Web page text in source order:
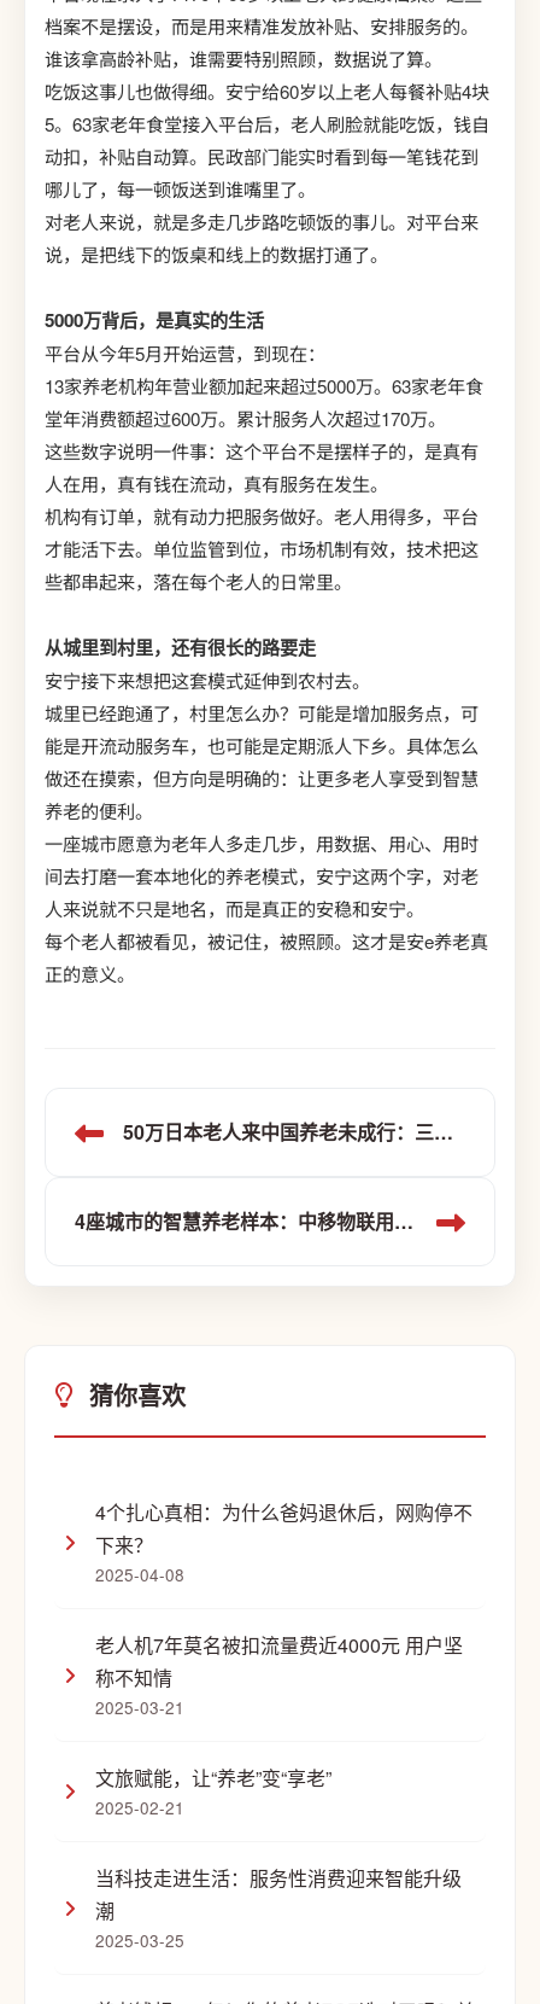
档案不是摆设，而是用来精准发放补贴、安排服务的。
谁该拿高龄补贴，谁需要特别照顾，数据说了算。
吃饭这事儿也做得细。安宁给60岁以上老人每餐补贴4块
5。63家老年食堂接入平台后，老人刷脸就能吃饭，钱自
动扣，补贴自动算。民政部门能实时看到每一笔钱花到
哪儿了，每一顿饭送到谁嘴里了。
对老人来说，就是多走几步路吃顿饭的事儿。对平台来
说，是把线下的饭桌和线上的数据打通了。
5000万背后，是真实的生活
平台从今年5月开始运营，到现在：
13家养老机构年营业额加起来超过5000万。63家老年食
堂年消费额超过600万。累计服务人次超过170万。
这些数字说明一件事：这个平台不是摆样子的，是真有
人在用，真有钱在流动，真有服务在发生。
机构有订单，就有动力把服务做好。老人用得多，平台
才能活下去。单位监管到位，市场机制有效，技术把这
些都串起来，落在每个老人的日常里。
从城里到村里，还有很长的路要走
安宁接下来想把这套模式延伸到农村去。
城里已经跑通了，村里怎么办？可能是增加服务点，可
能是开流动服务车，也可能是定期派人下乡。具体怎么
做还在摸索，但方向是明确的：让更多老人享受到智慧
养老的便利。
一座城市愿意为老年人多走几步，用数据、用心、用时
间去打磨一套本地化的养老模式，安宁这两个字，对老
人来说就不只是地名，而是真正的安稳和安宁。
每个老人都被看见，被记住，被照顾。这才是安e养老真
正的意义。
50万日本老人来中国养老未成行：三个现实与1个温暖方向
4座城市的智慧养老样本：中移物联用科技守护晚年生活
猜你喜欢
4个扎心真相：为什么爸妈退休后，网购停不
下来？
2025-04-08
老人机7年莫名被扣流量费近4000元 用户坚
称不知情
2025-03-21
文旅赋能，让“养老”变“享老”
2025-02-21
当科技走进生活：服务性消费迎来智能升级
潮
2025-03-25